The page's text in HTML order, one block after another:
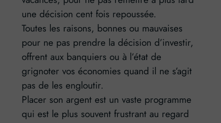
une décision cent fois repoussée.
Toutes les raisons, bonnes ou mauvaises
pour ne pas prendre la décision d’investir,
offrent aux banquiers ou à l’état de
grignoter vos économies quand il ne s’agit
pas de les engloutir.
Placer son argent est un vaste programme
qui est le plus souvent frustrant au regard